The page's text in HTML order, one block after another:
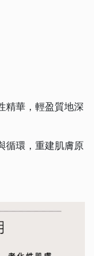
精華，輕盈質地深
循環，重建肌膚原